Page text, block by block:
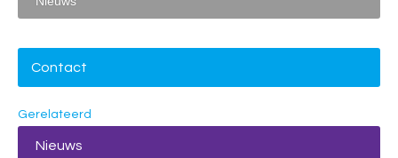
Contact
Gerelateerd
Nieuws